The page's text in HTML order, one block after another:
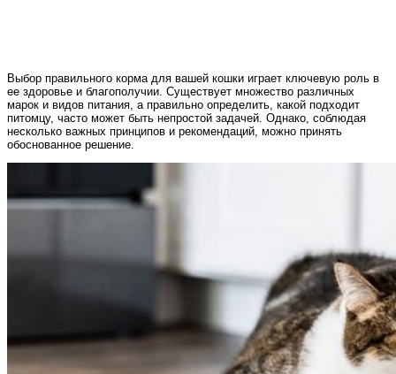
Выбор правильного корма для вашей кошки играет ключевую роль в
ее здоровье и благополучии. Существует множество различных
марок и видов питания, а правильно определить, какой подходит
питомцу, часто может быть непростой задачей. Однако, соблюдая
несколько важных принципов и рекомендаций, можно принять
обоснованное решение.